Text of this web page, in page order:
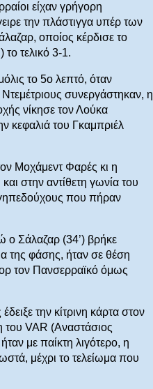
είχαν γρήγορη
την πλάστιγγα υπέρ των
οποίος κέρδισε το
το τελικό 3-1.
το 5ο λεπτό, όταν
συνεργάστηκαν, η
νίκησε τον Λούκα
κεφαλιά του Γκαμπριέλ
Μοχάμεντ Φαρές κι η
στην αντίθετη γωνία του
που πήραν
ο Σάλαζαρ (34’) βρήκε
της φάσης, ήταν σε θέση
τον Πανσερραϊκό όμως
την κίτρινη κάρτα στον
του VAR (Αναστάσιος
με παίκτη λιγότερο, η
μέχρι το τελείωμα που